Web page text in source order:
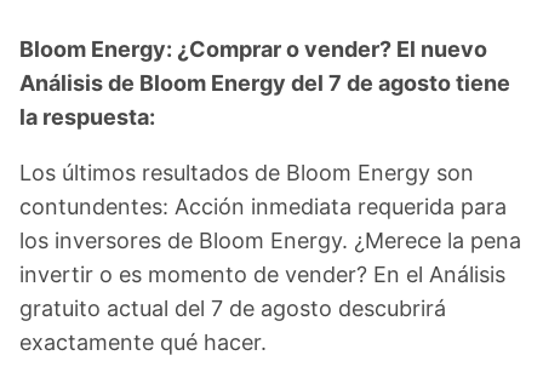
Bloom Energy: ¿Comprar o vender? El nuevo
Análisis de Bloom Energy del 7 de agosto tiene
la respuesta:
Los últimos resultados de Bloom Energy son
contundentes: Acción inmediata requerida para
los inversores de Bloom Energy. ¿Merece la pena
invertir o es momento de vender? En el Análisis
gratuito actual del 7 de agosto descubrirá
exactamente qué hacer.